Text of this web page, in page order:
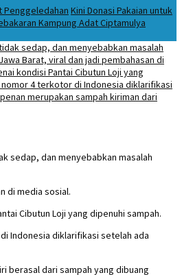
Penggeledahan Kini Donasi Pakaian untuk
Kampung Adat Ciptamulya
sedap, dan menyebabkan masalah
di media sosial.
Cibutun Loji yang dipenuhi sampah.
Indonesia diklarifikasi setelah ada
berasal dari sampah yang dibuang